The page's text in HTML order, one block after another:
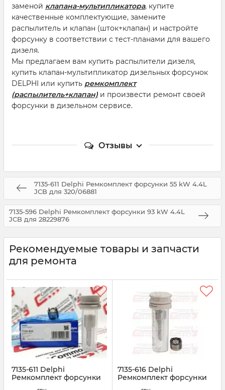
заменой клапана-мультипликатора, купите
качественные комплектующие, замените
распылитель и клапан (шток+клапан) и настройте
форсунку в соответствии с тест-планами для вашего
дизеля.
Мы предлагаем вам купить распылители дизеля,
купить клапан-мультипликатор дизельных форсунок
DELPHI или купить ремкомплект
(распылитель+клапан) и произвести ремонт своей
форсунки в дизельном сервисе.
Отзывы
7135-611 Delphi Ремкомплект форсунки 55 kW 4.4L
JCB для 320/06881
7135-596 Delphi Ремкомплект форсунки 93 kW 4.4L
JCB для 28229876
Рекомендуемые товары и запчасти
для ремонта
7135-611 Delphi
Ремкомплект форсунки
7135-616 Delphi
Ремкомплект форсунки